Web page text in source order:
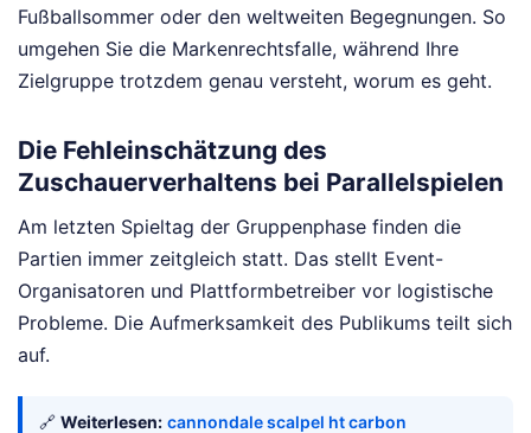
Fußballsommer oder den weltweiten Begegnungen. So
umgehen Sie die Markenrechtsfalle, während Ihre
Zielgruppe trotzdem genau versteht, worum es geht.
Die Fehleinschätzung des
Zuschauerverhaltens bei Parallelspielen
Am letzten Spieltag der Gruppenphase finden die
Partien immer zeitgleich statt. Das stellt Event-
Organisatoren und Plattformbetreiber vor logistische
Probleme. Die Aufmerksamkeit des Publikums teilt sich
auf.
🔗 Weiterlesen: cannondale scalpel ht carbon